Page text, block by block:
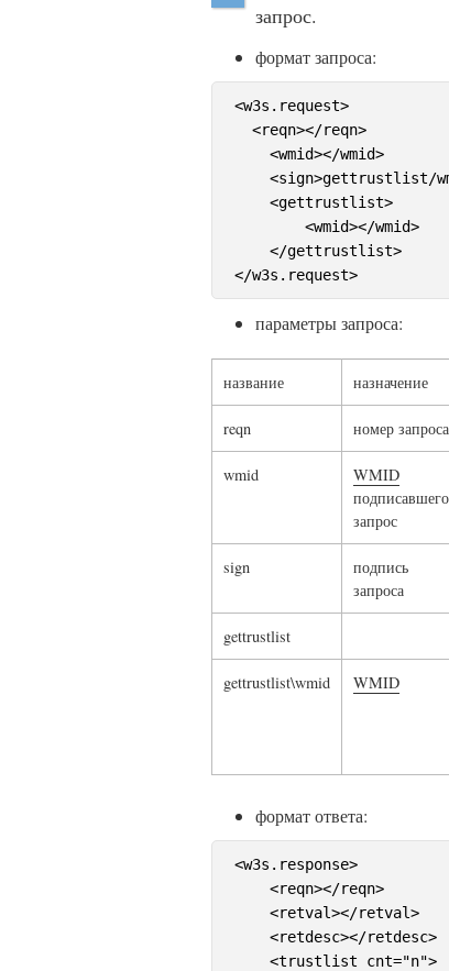
запрос.
формат запроса:
<w3s.request>
  <reqn></reqn>
    <wmid></wmid>
<sign>gettrustlist/
    <gettrustlist>
        <wmid></wmid>
    </gettrustlist>
параметры запроса:
название назначение
reqn номер запроса
wmid
WMID
подписавшего
запрос
sign
подпись
запроса
gettrustlist
gettrustlist\wmid WMID
формат ответа:
<w3s.response>
    <reqn></reqn>
    <retval></retval>
    <retdesc></retdesc>
    <trustlist cnt="n">